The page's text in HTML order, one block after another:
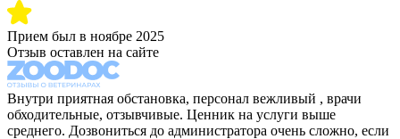
Прием был в ноябре 2025
Отзыв оставлен на сайте
Внутри приятная обстановка, персонал вежливый , врачи
обходительные, отзывчивые. Ценник на услуги выше
среднего. Дозвониться до администратора очень сложно, если